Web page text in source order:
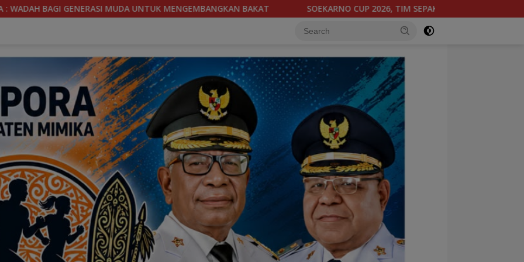
BAKAT SOEKARNO CUP 2026, TIM SEPAKBOLA BANTENG PAPUA TENGAH BERGABUNG DI GROUP B,